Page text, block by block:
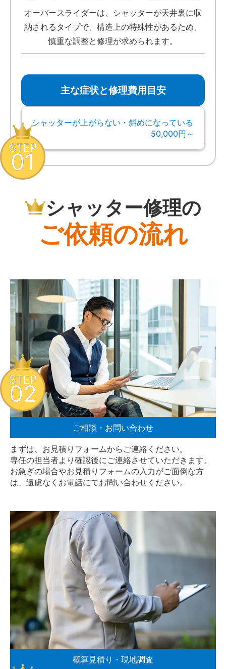
オーバースライダーは、シャッターが天井裏に収
納されるタイプで、構造上の特殊性があるため、
慎重な調整と修理が求められます。
主な症状と修理費用目安
シャッターが上がらない・斜めになっている
50,000円～
シャッター修理の
ご依頼の流れ
STEP
01
ご相談・お問い合わせ
まずは、お見積りフォームからご連絡ください。
専任の担当者より確認後にご連絡させていただきます。
お急ぎの場合やお見積りフォームの入力がご面倒な方
は、遠慮なく お電話にてお問い合わせください。
STEP
02
概算見積り・現地調査